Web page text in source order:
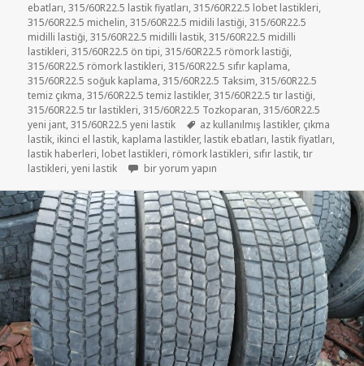
ebatları,315/60R22.5 lastik fiyatları,315/60R22.5 lobet lastikleri,
315/60R22.5 michelin,315/60R22.5 midili lastiği,315/60R22.5
midilli lastiği,315/60R22.5 midilli lastik,315/60R22.5 midilli
lastikleri,315/60R22.5 ön tipi,315/60R22.5 römork lastiği,
315/60R22.5 römork lastikleri,315/60R22.5 sıfır kaplama,
315/60R22.5 soğuk kaplama,315/60R22.5 Taksim,315/60R22.5
temiz çıkma,315/60R22.5 temiz lastikler,315/60R22.5 tır lastiği,
315/60R22.5 tır lastikleri,315/60R22.5 Tozkoparan,315/60R22.5
yeni jant,315/60R22.5 yeni lastik Etiketler
az kullanılmış lastikler, çıkma
lastik, ikinci el lastik, kaplama lastikler, lastik ebatları, lastik fiyatları,
lastik haberleri, lobet lastikleri, römork lastikleri, sıfır lastik,tır
lastikleri,yeni lastik 315-60-22.5 DİŞLİ TIR LASTİKLER için
bir yorum yapın